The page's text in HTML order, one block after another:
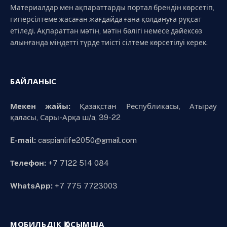
Материалдар мен ақпараттарды портал брендін көрсетіп,
гиперсілтеме жасаған жағдайда ғана қолдануға рұқсат
етіледі. Ақпараттан мәтін, мәтін бөлігі немесе дәйексөз
алынғанда міндетті түрде тиісті сілтеме көрсетілуі керек.
БАЙЛАНЫС
Мекен жайы:Қазақстан Республикасы, Атырау
қаласы, Сары-Арқа ш/а, 39-22
E-mail: caspianlife2050@gmail.com
Телефон: +7 7122 514 084
WhatsApp: +7 775 7723003
МОБИЛЬДІК ҚОСЫМША